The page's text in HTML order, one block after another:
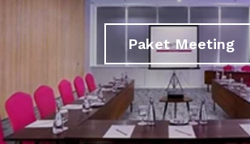
Paket Meeting